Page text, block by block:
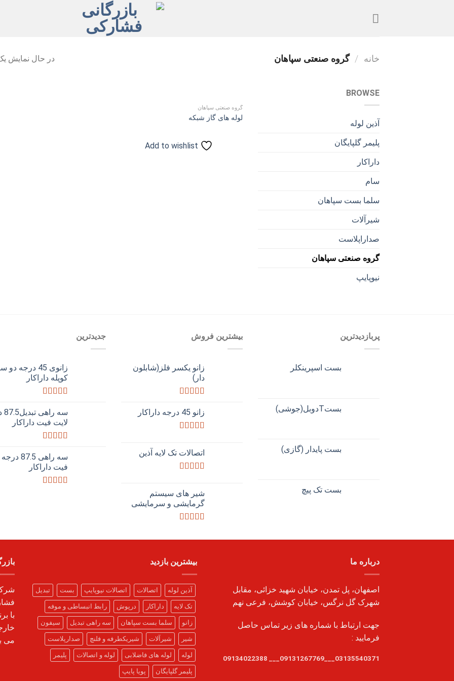
خانه / گروه صنعتی سپاهان در حال نمایش
BROWSE
آذین لوله
پلیمر گلپایگان
داراکار
سام
سلما بست سپاهان
شیرآلات
صداراپلاست
گروه صنعتی سپاهان
نیوپایپ
گروه صنعتی سپاهان
لوله های گاز شبکه
Add to wishlist
پربازدیدترین
بست اسپرینکلر
بستTدوبل(جوشی)
بست پایدار (گازی)
بست تک پیچ
بیشترین فروش
زانو یکسر فلز(شابلون
دار)
3.50 از 5 زانو 45 درجه داراکار
اتصالات تک لایه آذین
شیر های سیستم
گرمایشی و سرمایشی
جدیدترین
زانوی 45 درجه دو
کوپله داراکار
از 5
لایت فیت داراکار
از 5
سه راهی
فیت داراکار
درباره ما
اصفهان، پل تمدن، خیابان شهید خزائی، مقابل
شهرک گل نرگس، خیابان کوشش، فرعی نهم
جهت ارتباط با شماره های زیر تماس حاصل
فرمایید :
03135540371___09131267769___ 09134022388
بیشترین بازدید
آذین لوله اتصالات اتصالات نیوپایپ بست تبدیل
تک لایه داراکار درپوش رابط انبساطی و موفه
زانو سلما بست سپاهان سه راهی تبدیل سیفون
شیر شیرآلات شیریکطرفه و فلنچ صدارپلاست
لوله لوله های فاضلابی لوله و اتصالات پلیمر
پلیمر گلپایگان پویا پایپ
با
می